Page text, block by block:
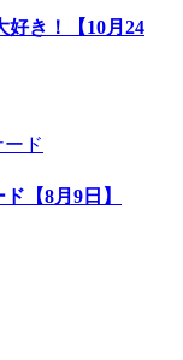
き！【10月24
【8月9日】